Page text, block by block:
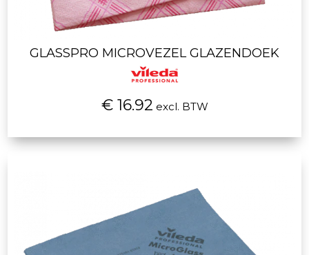
GLASSPRO MICROVEZEL GLAZENDOEK
€ 16.92 excl. BTW